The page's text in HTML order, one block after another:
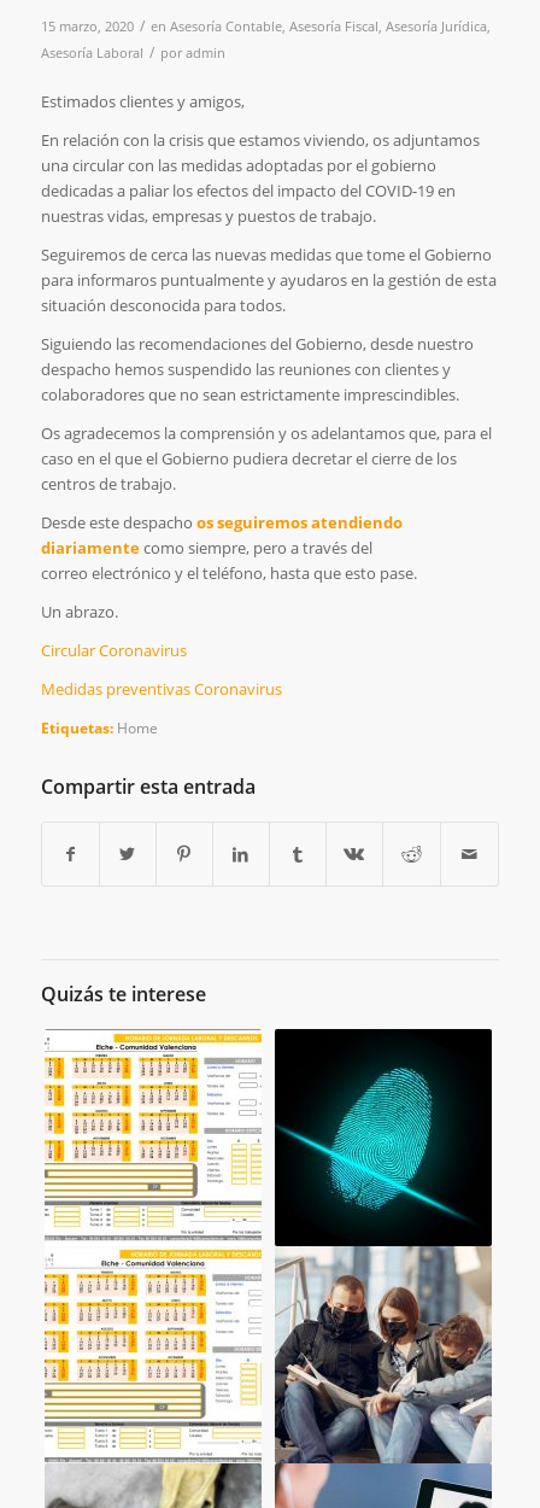
15 marzo, 2020 / en Asesoría Contable, Asesoría Fiscal Asesoría Jurídica,
Asesoría Laboral / poradmin
Estimados clientes y amigos,
En relación con la crisis que estamos viviendo, os adjuntamos
una circular con las medidas adoptadas por el gobierno
dedicadas a paliar los efectos del impacto del COVID-19 en
nuestras vidas, empresas y puestos de trabajo.
Seguiremos de cerca las nuevas medidas que tome el Gobierno
para informaros puntualmente y ayudaros en la gestión de esta
situación desconocida para todos.
Siguiendo las recomendaciones del Gobierno, desde nuestro
despacho hemos suspendido las reuniones con clientes y
colaboradores que no sean estrictamente imprescindibles.
Os agradecemos la comprensión y os adelantamos que, para el
caso en el que el Gobierno pudiera decretar el cierre de los
centros de trabajo.
Desde este despacho os seguiremos atendiendo
diariamentecomo siempre, pero a través del
correo electrónico y el teléfono, hasta que esto pase.
Un abrazo.
Circular Coronavirus
Medidas preventivas Coronavirus
Etiquetas: Home
Compartir esta entrada
Quizás te interese